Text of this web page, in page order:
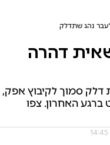
נהג שתדלק
דהרה
סמוך לקיבוץ אפק,
האחרון. צפו